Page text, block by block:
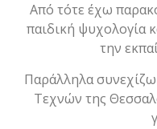
Από τότε έχω
παιδική ψυχολογία
την
Παράλληλα
Τεχνών της